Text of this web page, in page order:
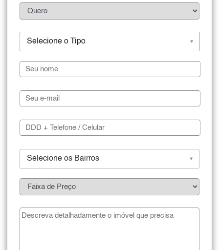
Selecione o Tipo
Selecione os Bairros